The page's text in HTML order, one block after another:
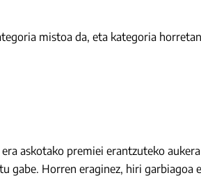
mistoa da, eta kategoria
askotako premiei erantzuteko
Horren eraginez, hiri